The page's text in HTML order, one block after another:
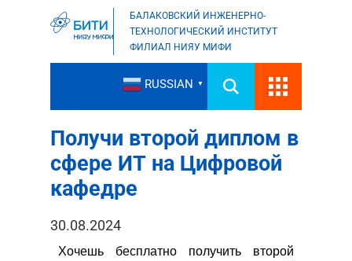
БАЛАКОВСКИЙ ИНЖЕНЕРНО-
ТЕХНОЛОГИЧЕСКИЙ ИНСТИТУТ
ФИЛИАЛ НИЯУ МИФИ
RUSSIAN ▼
Получи второй диплом в
сфере ИТ на Цифровой
кафедре
30.08.2024
Хочешь бесплатно получить второй